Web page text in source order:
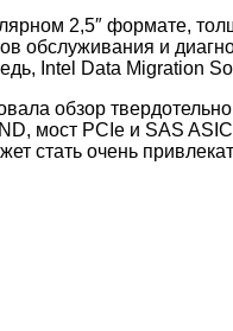
2,5″ формате,
обслуживания и
Intel Data Migration
обзор
мост PCIe и SAS
стать очень